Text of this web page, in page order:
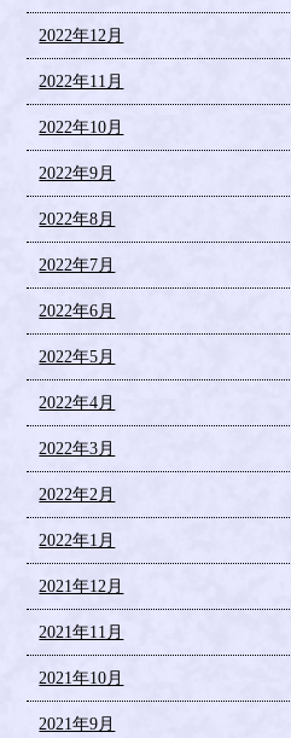
2022年12月
2022年11月
2022年10月
2022年9月
2022年8月
2022年7月
2022年6月
2022年5月
2022年4月
2022年3月
2022年2月
2022年1月
2021年12月
2021年11月
2021年10月
2021年9月